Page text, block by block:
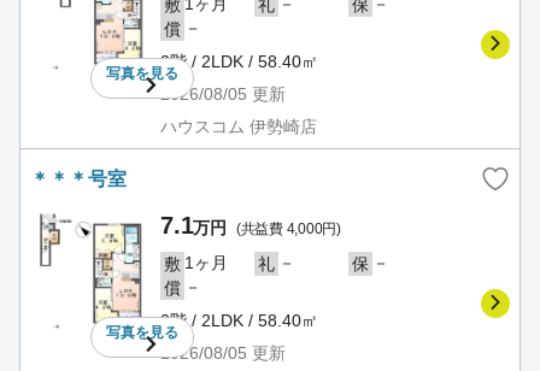
写真を見る
敷 礼 保
償 －
2階 / 2LDK / 58.40㎡
2026/08/05 更新
ハウスコム 伊勢崎店
＊＊＊号室
写真を見る
7.1万円 (共益費 4,000円)
敷 1ヶ月 礼 － 保 －
償 －
2階 / 2LDK / 58.40㎡
2026/08/05 更新